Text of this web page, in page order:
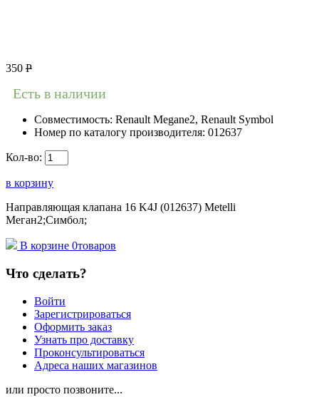
350 Р
Есть в наличии
Совместимость: Renault Megane2, Renault Symbol
Номер по каталогу производителя: 012637
Кол-во:
в корзину
Направляющая клапана 16 K4J (012637) Metelli
Меган2;Симбол;
В корзине 0товаров
Что сделать?
Войти
Зарегистрироваться
Оформить заказ
Узнать про доставку
Проконсультироваться
Адреса наших магазинов
или просто позвоните...